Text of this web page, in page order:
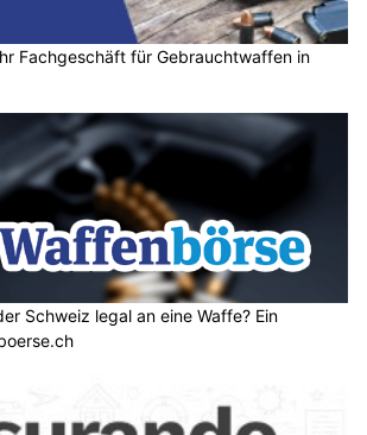
Fachgeschäft für Gebrauchtwaffen in
Schweiz legal an eine Waffe? Ein